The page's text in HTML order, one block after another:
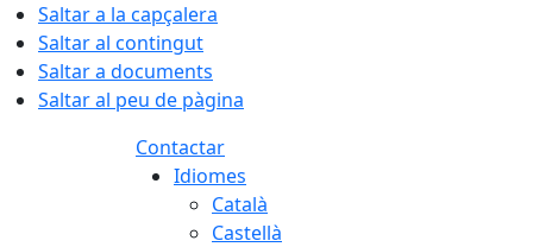
Saltar a la capçalera
Saltar al contingut
Saltar a documents
Saltar al peu de pàgina
Contactar
Idiomes
Català
Castellà